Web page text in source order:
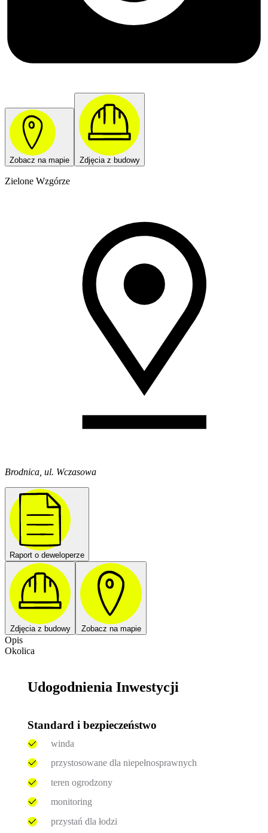
Zobacz na mapie Zdjęcia z budowy
Zielone Wzgórze
Brodnica, ul. Wczasowa
Raport o deweloperze
Zdjęcia z budowy Zobacz na mapie
Opis
Okolica
Udogodnienia Inwestycji
Standard i bezpieczeństwo
winda
przystosowane dla niepełnosprawnych
teren ogrodzony
monitoring
przystań dla łodzi